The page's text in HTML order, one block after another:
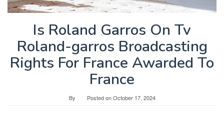
Is Roland Garros On Tv
Roland-garros Broadcasting
Rights For France Awarded To
France
By Posted onOctober 17, 2024